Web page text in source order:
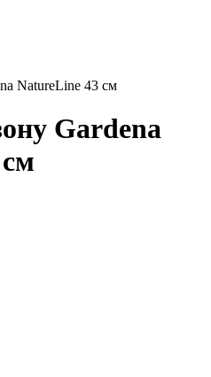
NatureLine 43 см
Gardena